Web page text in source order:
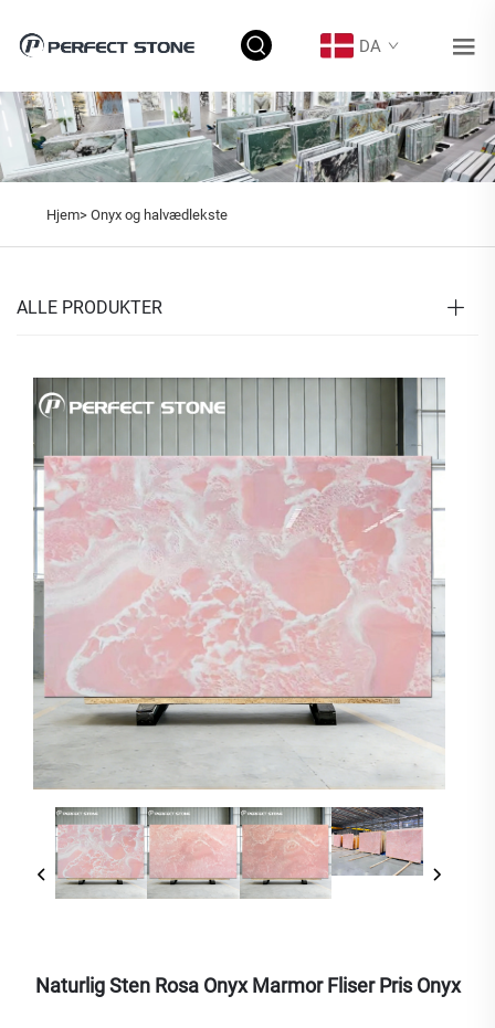
DA
Hjem> Onyx og halvædlekste
ALLE PRODUKTER
Naturlig Sten Rosa Onyx Marmor Fliser Pris Onyx